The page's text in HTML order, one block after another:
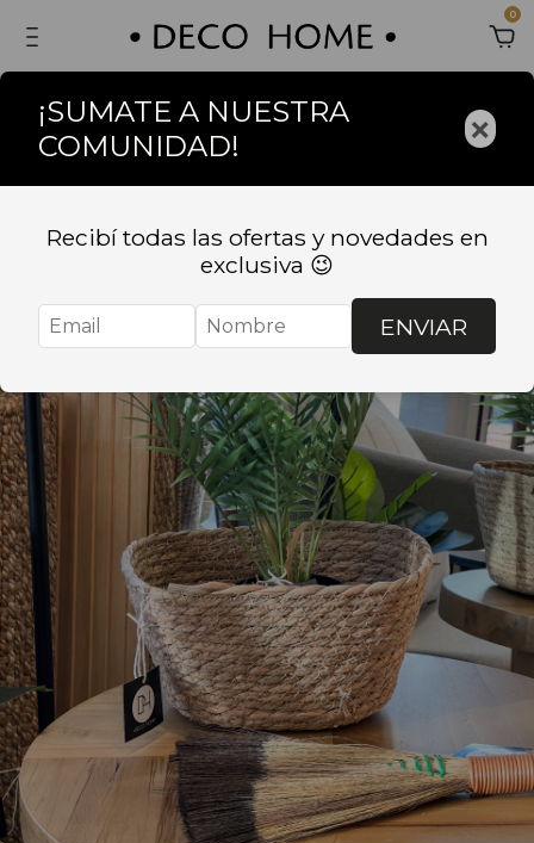
0
¡SUMATE A NUESTRA
COMUNIDAD!
×
Recibí todas las ofertas y novedades en
exclusiva 😉
ENVIAR